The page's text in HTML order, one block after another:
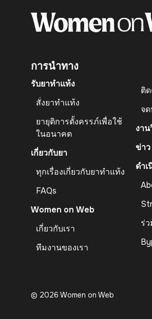
การนำทาง
รับยาทำแท้ง
สั่งยาทำแท้ง
ยายุติการตั้งครรภ์เพื่อใช้
ในอนาคต
เกี่ยวกับยา
ทุกเรื่องเกี่ยวกับยาทำแท้ง
FAQs
Women on Web
เกี่ยวกับเรา
ทีมงานของเรา
ติ
จ
งาน
ข่าว
ดำ
ร่
© 2026 Women on Web